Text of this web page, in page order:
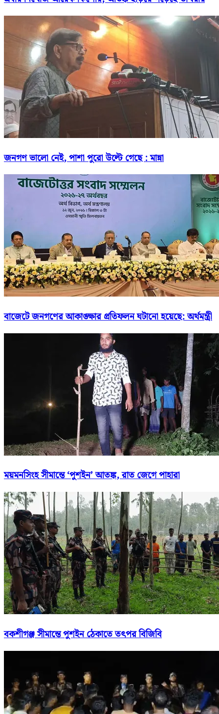
জনগণ ভালো নেই, পাশা পুরো উল্টে গেছে : মান্না
বাজেটে জনগণের আকাঙ্ক্ষার প্রতিফলন ঘটানো হয়েছে: অর্থমন্ত্রী
ময়মনসিংহ সীমান্তে ‘পুশইন’ আতঙ্ক, রাত জেগে পাহারা
বকশীগঞ্জ সীমান্তে পুশইন ঠেকাতে তৎপর বিজিবি